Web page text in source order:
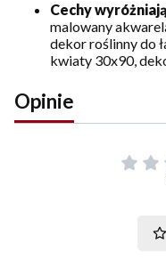
Cechy
malowany
dekor roślinny do
kwiaty 30x90,
Opinie